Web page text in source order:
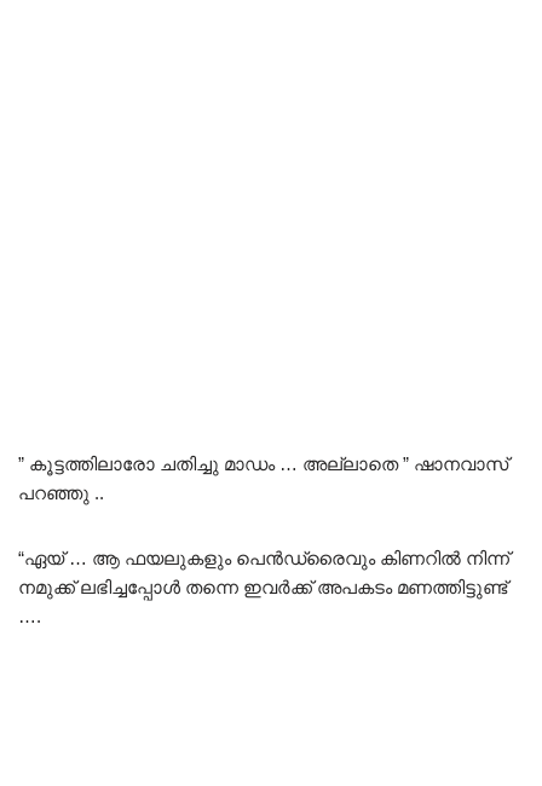
” കൂട്ടത്തിലാരോ ചതിച്ചു മാഡം … അല്ലാതെ ” ഷാനവാസ്
പറഞ്ഞു ..
“ഏയ് … ആ ഫയലുകളും പെൻഡ്രൈവും കിണറിൽ നിന്ന്
നമുക്ക് ലഭിച്ചപ്പോൾ തന്നെ ഇവർക്ക് അപകടം മണത്തിട്ടുണ്ട്
….